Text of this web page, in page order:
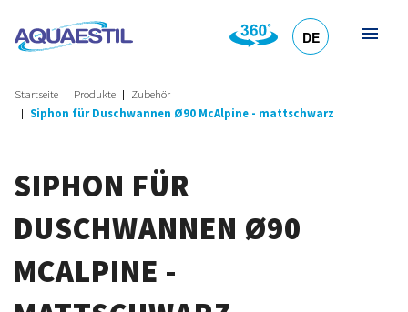
DE
Startseite Produkte
Zubehör
Siphon für Duschwannen Ø90 McAlpine - mattschwarz
SIPHON FÜR
DUSCHWANNEN Ø90
MCALPINE -